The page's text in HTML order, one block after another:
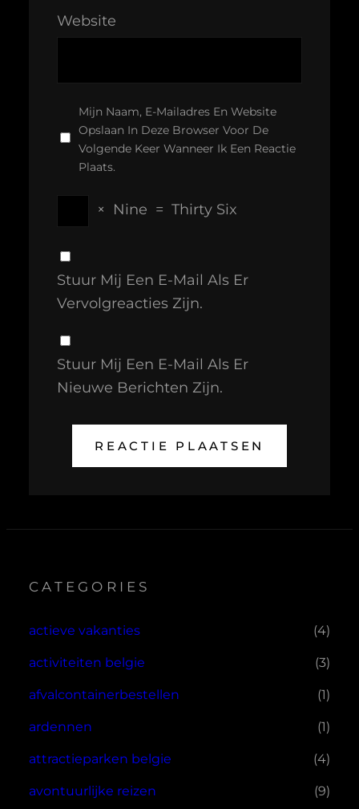
Website
Mijn Naam, E-Mailadres En Website
Opslaan In Deze Browser Voor De
Volgende Keer Wanneer Ik Een Reactie
Plaats.
× Nine = Thirty Six
Stuur Mij Een E-Mail Als Er
Vervolgreacties Zijn.
Stuur Mij Een E-Mail Als Er
Nieuwe Berichten Zijn.
CATEGORIES
actieve vakanties (4)
activiteiten belgie (3)
afvalcontainerbestellen (1)
ardennen (1)
attractieparken belgie (4)
avontuurlijke reizen (9)